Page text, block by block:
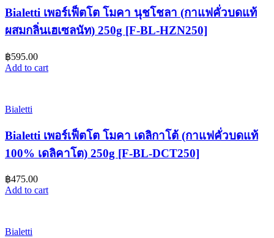
Bialetti เพอร์เฟ็ตโต โมคา นุชโชลา (กาแฟคั่วบดแท้
ผสมกลิ่นเฮเซลนัท) 250g [F-BL-HZN250]
฿595.00
Add to cart
Bialetti
Bialetti เพอร์เฟ็ตโต โมคา เดลิกาโต้ (กาแฟคั่วบดแท้
100% เดลิคาโต) 250g [F-BL-DCT250]
฿475.00
Add to cart
Bialetti